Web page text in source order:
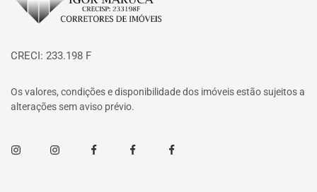
CRECI: 233.198 F
Os valores, condições e disponibilidade dos imóveis estão sujeitos a
alterações sem aviso prévio.
InstagramInstagramFacebookFacebookFacebook